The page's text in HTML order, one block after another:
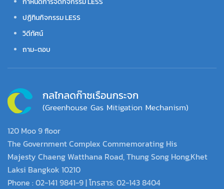
ปฏิทินกิจกรรม LESS
วิดีทัศน์
ถาม-ตอบ
120 Moo 9 floor
The Government Complex Commemorating His
Majesty Chaeng Watthana Road, Thung Song Hong,Khet
Laksi Bangkok 10210
Phone : 02-141 9841-9 | โทรสาร: 02-143 8404